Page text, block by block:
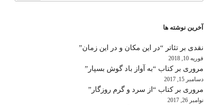
آخرین نوشته ها
نقدی بر تئاتر “در این مکان و در این زمان”
فوریه 10, 2018
مروری بر کتاب “به آواز باد گوش بسپار”
دسامبر 15, 2017
مروری بر کتاب “از سرد و گرم روزگار”
نوامبر 26, 2017